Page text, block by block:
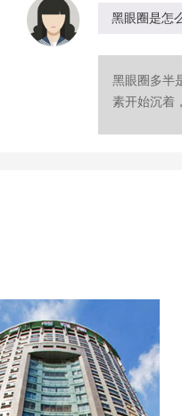
黑眼圈是怎
黑眼圈多半
素开始沉着